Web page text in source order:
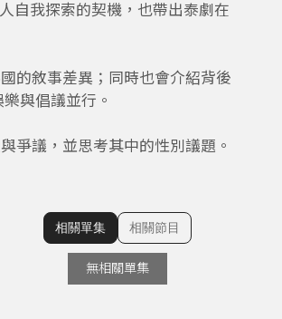
自我探索的契機，也帶出泰劇在
的敘事差異；同時也會介紹背後
與倡議並行。
爭議，並思考其中的性別議題。
顯示相關單集
相關單集 相關節目
無相關單集